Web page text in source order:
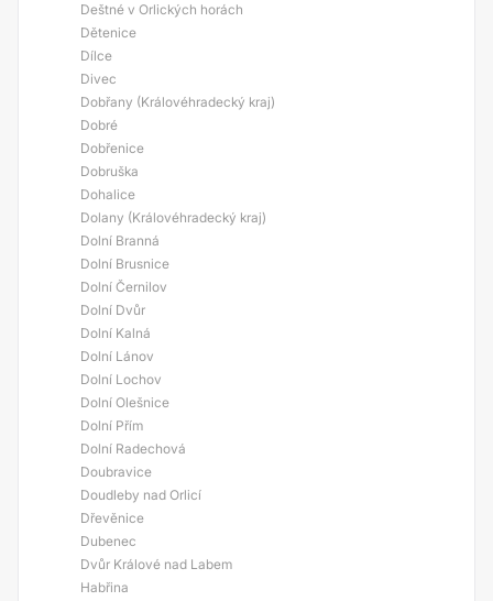
Deštné v Orlických horách
Dětenice
Dílce
Divec
Dobřany (Královéhradecký kraj)
Dobré
Dobřenice
Dobruška
Dohalice
Dolany (Královéhradecký kraj)
Dolní Branná
Dolní Brusnice
Dolní Černilov
Dolní Dvůr
Dolní Kalná
Dolní Lánov
Dolní Lochov
Dolní Olešnice
Dolní Přím
Dolní Radechová
Doubravice
Doudleby nad Orlicí
Dřevěnice
Dubenec
Dvůr Králové nad Labem
Habřina